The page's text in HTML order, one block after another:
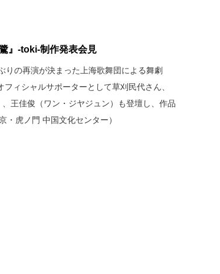
』-toki-制作発表会見
の再演が決まった上海歌舞団による舞劇
ィシャルサポーターとして草刈民代さん、
王佳俊（ワン・ジヤジュン）も登壇し、作品
・虎ノ門 中国文化センター）